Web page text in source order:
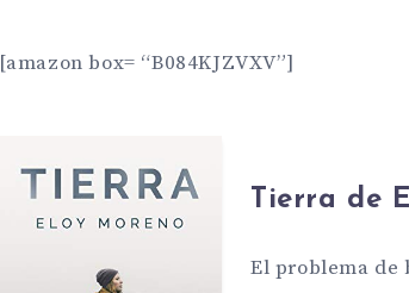
[amazon box= “B084KJZVXV”]
Tierra de
El problema de